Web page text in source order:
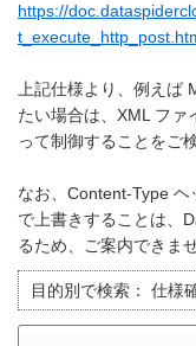
https://
上記仕様より、例えば
たい場合は、XML ファ
って制御することをご
なお、Content-Type
で上書きすることは、
るため、ご案内できませ
目的別で検索： 仕様